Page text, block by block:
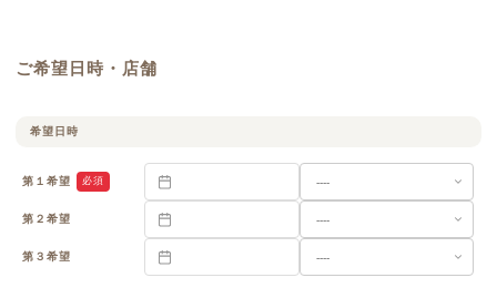
ご希望日時・店舗
希望日時
第１希望 必須
第２希望
第３希望